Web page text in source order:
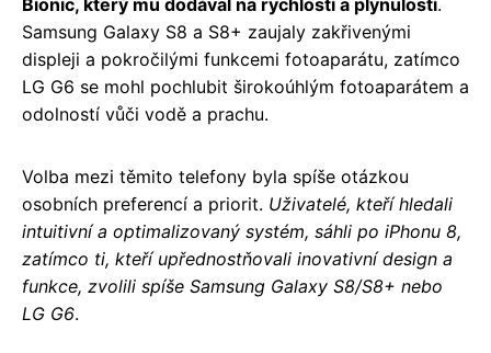
Bionic, který mu dodával na rychlosti a plynulosti.
Samsung Galaxy S8 a S8+ zaujaly zakřivenými
displeji a pokročilými funkcemi fotoaparátu, zatímco
LG G6 se mohl pochlubit širokoúhlým fotoaparátem a
odolností vůči vodě a prachu.
Volba mezi těmito telefony byla spíše otázkou
osobních preferencí a priorit. Uživatelé, kteří hledali
intuitivní a optimalizovaný systém, sáhli po iPhonu 8,
zatímco ti, kteří upřednostňovali inovativní design a
funkce, zvolili spíše Samsung Galaxy S8/S8+ nebo
LG G6.